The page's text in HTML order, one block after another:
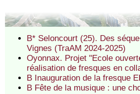
B* Seloncourt (25). Des
Vignes (TraAM 2024-2025)
Oyonnax. Projet "Ecole
réalisation de fresques en
B Inauguration de la fresque
B Fête de la musique : une